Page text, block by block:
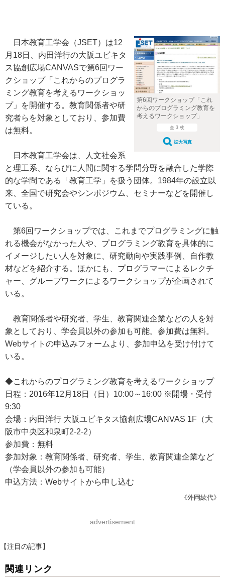
第6回ワークショップ「これ
からのプログラミング教育を
考えるワークショップ」
全 3 枚
拡大写真
日本教育工学会（JSET）は12
月18日、内田洋行の大阪ユビキタ
ス協創広場CANVASで第6回ワー
クショップ「これからのプログラ
ミング教育を考えるワークショッ
プ」を開催する。教育関係者や研
究者らを対象としており、参加費
は無料。
日本教育工学会は、人文社会系
と理工系、ならびに人間に関する学問分野を融合した学際
的な学問である「教育工学」を扱う団体。1984年の設立以
来、全国で研究会やシンポジウム、セミナーなどを開催し
ている。
第6回ワークショップでは、これまでプログラミングに触
れる機会がなかった人や、プログラミング教育を具体的に
イメージしたい人を対象に、研究動向や実践事例、自作教
材などを紹介する。ほかにも、プログラマーによるレクチ
ャー、グループワークによるワークショップが企画されて
いる。
教育関係者や研究者、学生、教育関連企業などの人を対
象としており、学会員以外の参加も可能。参加費は無料。
Webサイトの申込みフォームより、参加申込を受け付けて
いる。
◆これからのプログラミング教育を考えるワークショップ
日程：2016年12月18日（日）10:00～16:00 ※開場・受付
9:30
会場：内田洋行 大阪ユビキタス協創広場CANVAS 1F（大
阪市中央区和泉町2-2-2）
参加費：無料
参加対象：教育関係者、研究者、学生、教育関連企業など
（学会員以外の参加も可能）
申込方法：Webサイトから申し込む
《外岡紘代》
advertisement
【注目の記事】
関連リンク